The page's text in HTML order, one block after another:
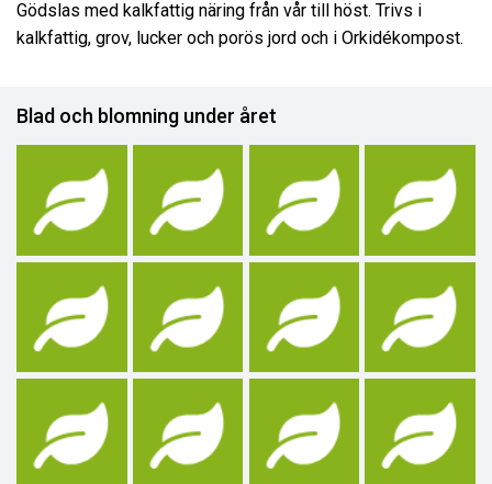
Gödslas med kalkfattig näring från vår till höst. Trivs i
kalkfattig, grov, lucker och porös jord och i Orkidékompost.
Blad och blomning under året